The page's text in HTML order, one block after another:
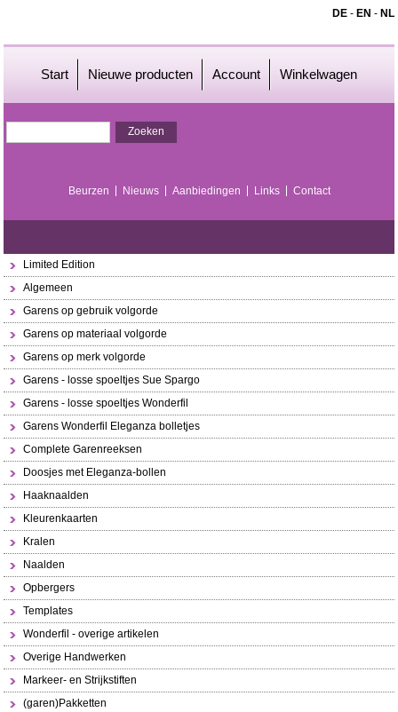
DE- EN - NL
Start Nieuwe producten Account Winkelwagen
Beurzen Nieuws Aanbiedingen Links Contact
Limited Edition
Algemeen
Garens op gebruik volgorde
Garens op materiaal volgorde
Garens op merk volgorde
Garens - losse spoeltjes Sue Spargo
Garens - losse spoeltjes Wonderfil
Garens Wonderfil Eleganza bolletjes
Complete Garenreeksen
Doosjes met Eleganza-bollen
Haaknaalden
Kleurenkaarten
Kralen
Naalden
Opbergers
Templates
Wonderfil - overige artikelen
Overige Handwerken
Markeer- en Strijkstiften
(garen)Pakketten